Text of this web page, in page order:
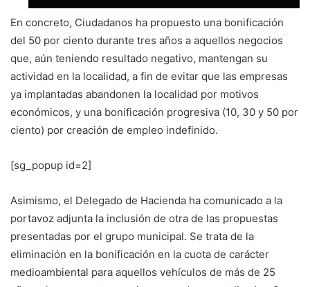
En concreto, Ciudadanos ha propuesto una bonificación
del 50 por ciento durante tres años a aquellos negocios
que, aún teniendo resultado negativo, mantengan su
actividad en la localidad, a fin de evitar que las empresas
ya implantadas abandonen la localidad por motivos
económicos, y una bonificación progresiva (10, 30 y 50 por
ciento) por creación de empleo indefinido.
[sg_popup id=2]
Asimismo, el Delegado de Hacienda ha comunicado a la
portavoz adjunta la inclusión de otra de las propuestas
presentadas por el grupo municipal. Se trata de la
eliminación en la bonificación en la cuota de carácter
medioambiental para aquellos vehículos de más de 25